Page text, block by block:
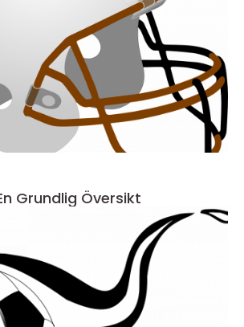
Grundlig Översikt